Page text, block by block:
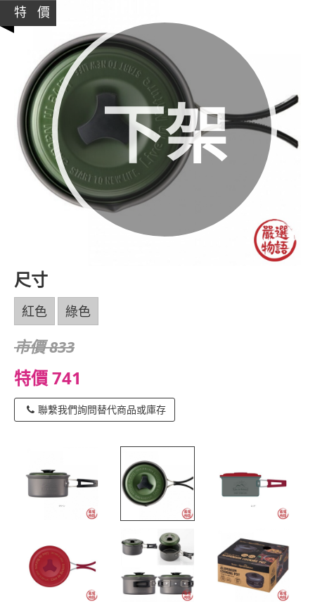
下架
特 價
尺寸
紅色 綠色
市價 833
特價 741
聯繫我們詢問替代商品或庫存